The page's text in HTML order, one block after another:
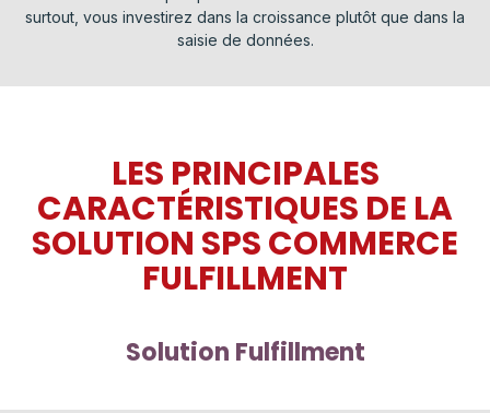
surtout, vous investirez dans la croissance plutôt que dans la
saisie de données.
LES PRINCIPALES
CARACTÉRISTIQUES DE LA
SOLUTION SPS COMMERCE
FULFILLMENT
Solution Fulfillment